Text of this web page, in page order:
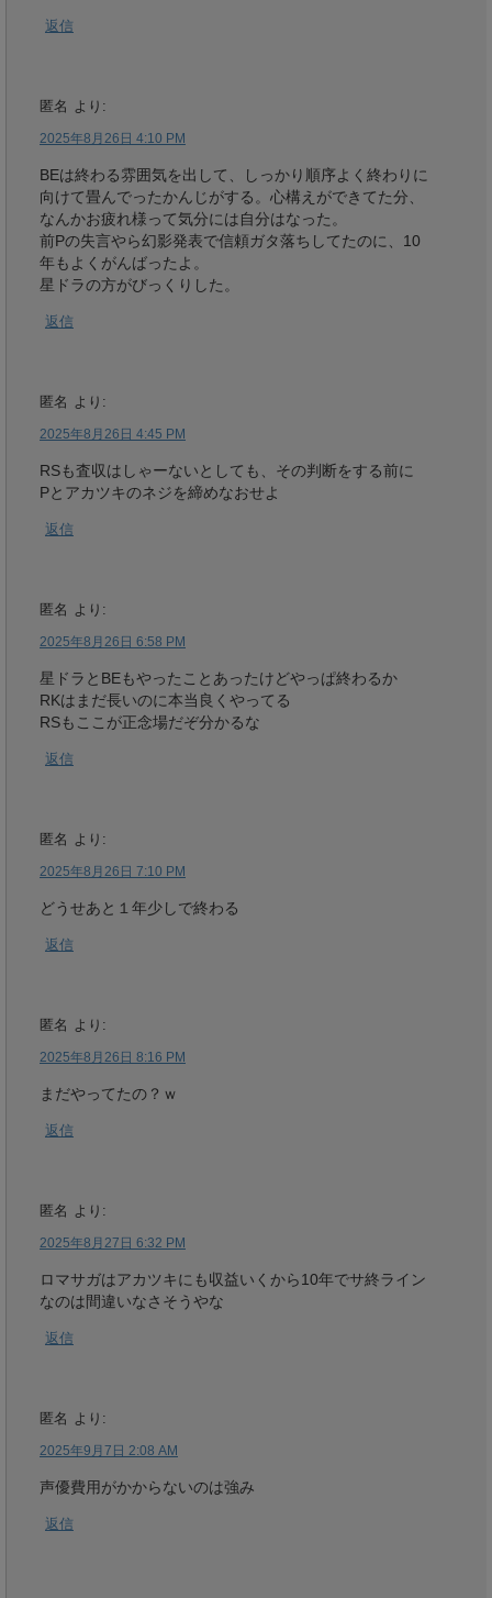
返信
匿名 より:
2025年8月26日 4:10 PM
BEは終わる雰囲気を出して、しっかり順序よく終わりに
向けて畳んでったかんじがする。心構えができてた分、
なんかお疲れ様って気分には自分はなった。
前Pの失言やら幻影発表で信頼ガタ落ちしてたのに、10
年もよくがんばったよ。
星ドラの方がびっくりした。
返信
匿名 より:
2025年8月26日 4:45 PM
RSも査収はしゃーないとしても、その判断をする前に
Pとアカツキのネジを締めなおせよ
返信
匿名 より:
2025年8月26日 6:58 PM
星ドラとBEもやったことあったけどやっぱ終わるか
RKはまだ長いのに本当良くやってる
RSもここが正念場だぞ分かるな
返信
匿名 より:
2025年8月26日 7:10 PM
どうせあと１年少しで終わる
返信
匿名 より:
2025年8月26日 8:16 PM
まだやってたの？ｗ
返信
匿名 より:
2025年8月27日 6:32 PM
ロマサガはアカツキにも収益いくから10年でサ終ライン
なのは間違いなさそうやな
返信
匿名 より:
2025年9月7日 2:08 AM
声優費用がかからないのは強み
返信